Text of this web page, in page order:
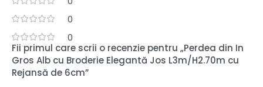
0
0
Fii primul care scrii o recenzie pentru „Perdea din In
Gros Alb cu Broderie Elegantă Jos L3m/H2.70m cu
Rejansă de 6cm”